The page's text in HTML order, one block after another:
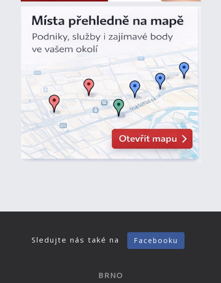
Sledujte nás také na Facebooku
BRNO